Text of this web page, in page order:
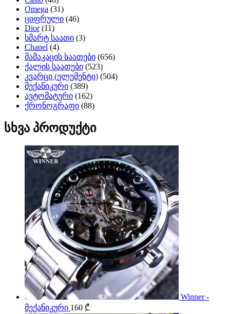
Omega (31)
ციფრული (46)
Dior (11)
სმარტ საათი (3)
Chanel (4)
მამაკაცის საათები (656)
ქალის საათები (523)
კვარცი (ელემენტი) (504)
მექანიკური (389)
ავტომატური (162)
ქრონოგრაფი (88)
სხვა პროდუქტი
Winner -
მექანიკური 160 ₾